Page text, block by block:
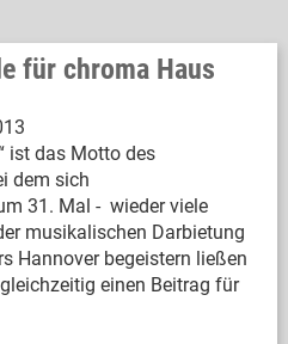
für chroma Haus
ist das Motto des
dem sich
31. Mal - wieder viele
musikalischen Darbietung
Hannover begeistern ließen
einen Beitrag für